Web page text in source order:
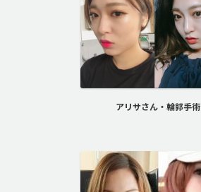
アリサさん・輪郭手術